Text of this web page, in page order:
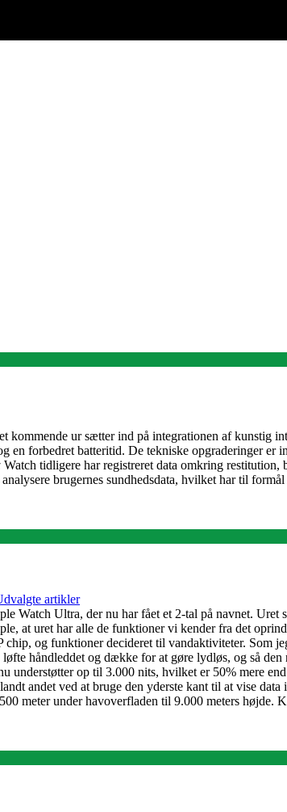
ur sætter ind på integrationen af kunstig
forbedret batteritid. De tekniske opgraderinger er
tidligere har registreret data omkring
brugernes sundhedsdata, hvilket har til
artikler
Watch Ultra, der nu har fået et 2-tal på navnet.
uret har alle de funktioner vi kender fra det
og funktioner decideret til vandaktiviteter. Som
håndleddet og dække for at gøre lydløs, og så
op til 3.000 nits, hvilket er 50% mere
andet ved at bruge den yderste kant til at vise data
meter under havoverfladen til 9.000 meters højde.